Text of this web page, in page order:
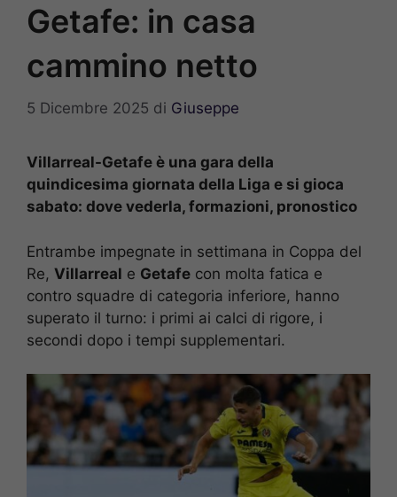
Getafe: in casa
cammino netto
5 Dicembre 2025 di Giuseppe
Villarreal-Getafe è una gara della
quindicesima giornata della Liga e si gioca
sabato: dove vederla, formazioni, pronostico
Entrambe impegnate in settimana in Coppa del
Re, Villarreal e Getafe con molta fatica e
contro squadre di categoria inferiore, hanno
superato il turno: i primi ai calci di rigore, i
secondi dopo i tempi supplementari.